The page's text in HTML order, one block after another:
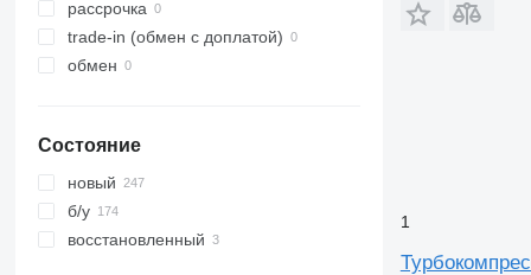
рассрочка
trade-in (обмен с доплатой)
обмен
Состояние
новый
б/у
восстановленный
1